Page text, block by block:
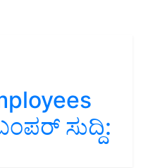
ಸುದ್ದಿ: